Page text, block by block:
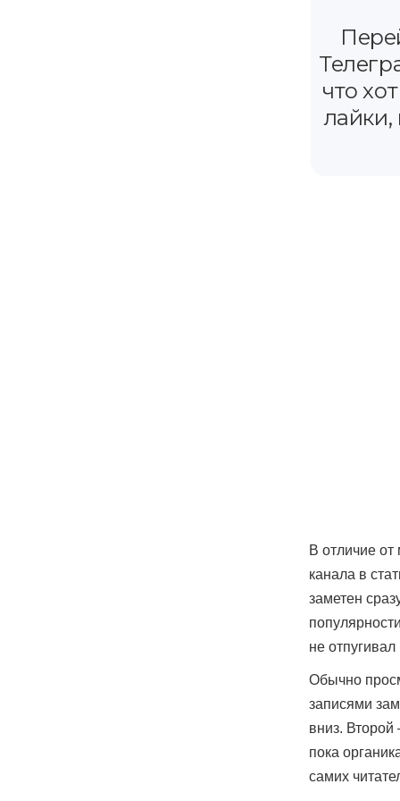
что
лайки,
В отличие
канала в
заметен
не
Обычно
записями
вниз.
пока
самих